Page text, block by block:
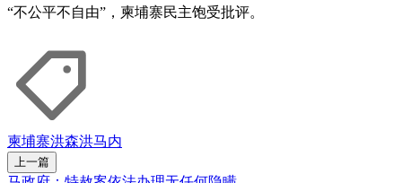
“不公平不自由”，柬埔寨民主饱受批评。
柬埔寨洪森洪马内
上一篇